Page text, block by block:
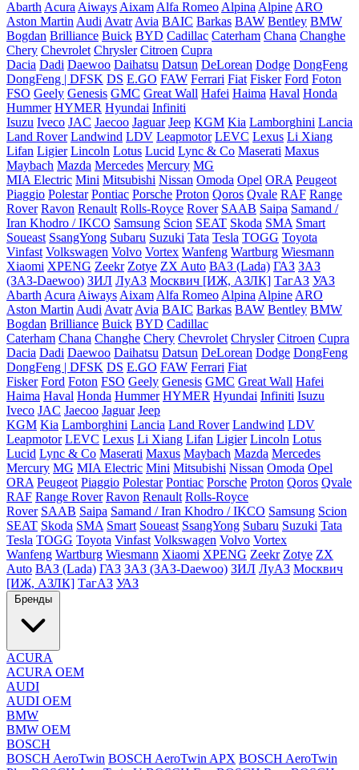
Abarth Acura Aiways Aixam Alfa Romeo Alpina Alpine ARO
Aston Martin Audi Avatr Avia BAIC Barkas BAW Bentley BMW
Bogdan Brilliance Buick BYD Cadillac Caterham Chana Changhe
Chery Chevrolet Chrysler Citroen Cupra
Dacia Dadi Daewoo Daihatsu Datsun DeLorean Dodge DongFeng
DongFeng | DFSK DS E.GO FAW Ferrari Fiat Fisker Ford Foton
FSO Geely Genesis GMC Great Wall Hafei Haima Haval Honda
Hummer HYMER Hyundai Infiniti
Isuzu Iveco JAC Jaecoo Jaguar Jeep KGM Kia Lamborghini Lancia
Land Rover Landwind LDV Leapmotor LEVC Lexus Li Xiang
Lifan Ligier Lincoln Lotus Lucid Lync & Co Maserati Maxus
Maybach Mazda Mercedes Mercury MG
MIA Electric Mini Mitsubishi Nissan Omoda Opel ORA Peugeot
Piaggio Polestar Pontiac Porsche Proton Qoros Qvale RAF Range
Rover Ravon Renault Rolls-Royce Rover SAAB Saipa Samand /
Iran Khodro / IKCO Samsung Scion SEAT Skoda SMA Smart
Soueast SsangYong Subaru Suzuki Tata Tesla TOGG Toyota
Vinfast Volkswagen Volvo Vortex Wanfeng Wartburg Wiesmann
Xiaomi XPENG Zeekr Zotye ZX Auto ВАЗ (Lada) ГАЗ ЗАЗ
(ЗАЗ-Daewoo) ЗИЛ ЛуАЗ Москвич [ИЖ, АЗЛК] ТагАЗ УАЗ
Abarth Acura Aiways Aixam Alfa Romeo Alpina Alpine ARO
Aston Martin Audi Avatr Avia BAIC Barkas BAW Bentley BMW
Bogdan Brilliance Buick BYD Cadillac
Caterham Chana Changhe Chery Chevrolet Chrysler Citroen Cupra
Dacia Dadi Daewoo Daihatsu Datsun DeLorean Dodge DongFeng
DongFeng | DFSK DS E.GO FAW Ferrari Fiat
Fisker Ford Foton FSO Geely Genesis GMC Great Wall Hafei
Haima Haval Honda Hummer HYMER Hyundai Infiniti Isuzu
Iveco JAC Jaecoo Jaguar Jeep
KGM Kia Lamborghini Lancia Land Rover Landwind LDV
Leapmotor LEVC Lexus Li Xiang Lifan Ligier Lincoln Lotus
Lucid Lync & Co Maserati Maxus Maybach Mazda Mercedes
Mercury MG MIA Electric Mini Mitsubishi Nissan Omoda Opel
ORA Peugeot Piaggio Polestar Pontiac Porsche Proton Qoros Qvale
RAF Range Rover Ravon Renault Rolls-Royce
Rover SAAB Saipa Samand / Iran Khodro / IKCO Samsung Scion
SEAT Skoda SMA Smart Soueast SsangYong Subaru Suzuki Tata
Tesla TOGG Toyota Vinfast Volkswagen Volvo Vortex
Wanfeng Wartburg Wiesmann Xiaomi XPENG Zeekr Zotye ZX
Auto ВАЗ (Lada) ГАЗ ЗАЗ (ЗАЗ-Daewoo) ЗИЛ ЛуАЗ Москвич
[ИЖ, АЗЛК] ТагАЗ УАЗ
Бренды
ACURA
ACURA OEM
AUDI
AUDI OEM
BMW
BMW OEM
BOSCH
BOSCH AeroTwin BOSCH AeroTwin APX BOSCH AeroTwin